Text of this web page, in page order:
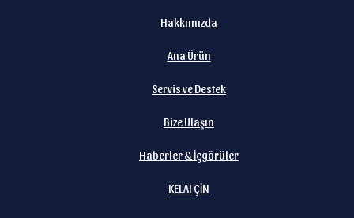
Hakkımızda
Ana Ürün
Servis ve Destek
Bize Ulaşın
Haberler & İçgörüler
KELAI ÇİN